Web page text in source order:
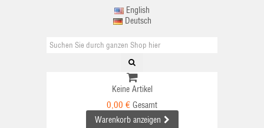
English
Deutsch
Keine Artikel
0,00 € Gesamt
Warenkorb anzeigen